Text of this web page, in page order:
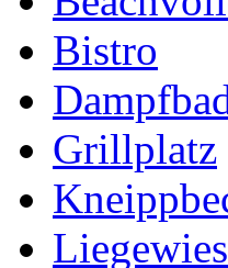
Bistro
Grillplatz